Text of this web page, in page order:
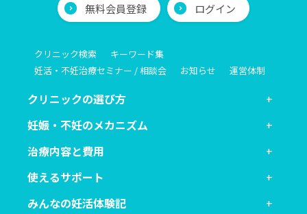
無料会員登録 ログイン
クリニック検索
キーワード集
妊活・不妊治療セミナー / 相談会
お知らせ 運営体制
クリニックの選び方
妊娠・不妊のメカニズム
治療内容と費用
使えるサポート
みんなの妊活体験記